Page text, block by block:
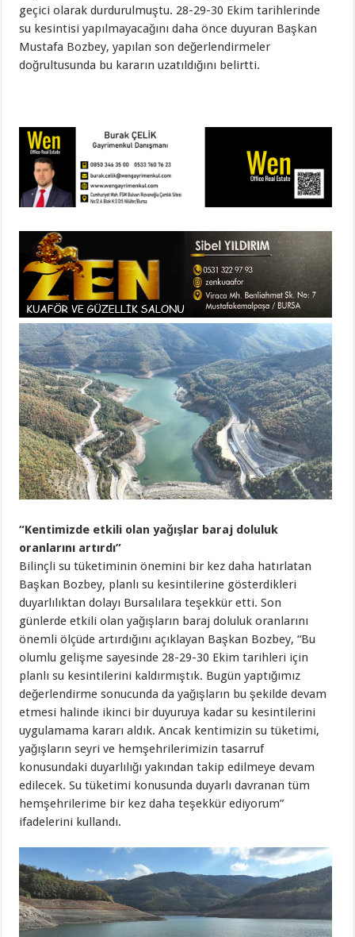
geçici olarak durdurulmuştu. 28-29-30 Ekim tarihlerinde
su kesintisi yapılmayacağını daha önce duyuran Başkan
Mustafa Bozbey, yapılan son değerlendirmeler
doğrultusunda bu kararın uzatıldığını belirtti.
“Kentimizde etkili olan yağışlar baraj doluluk
oranlarını artırdı”
Bilinçli su tüketiminin önemini bir kez daha hatırlatan
Başkan Bozbey, planlı su kesintilerine gösterdikleri
duyarlılıktan dolayı Bursalılara teşekkür etti. Son
günlerde etkili olan yağışların baraj doluluk oranlarını
önemli ölçüde artırdığını açıklayan Başkan Bozbey, “Bu
olumlu gelişme sayesinde 28-29-30 Ekim tarihleri için
planlı su kesintilerini kaldırmıştık. Bugün yaptığımız
değerlendirme sonucunda da yağışların bu şekilde devam
etmesi halinde ikinci bir duyuruya kadar su kesintilerini
uygulamama kararı aldık. Ancak kentimizin su tüketimi,
yağışların seyri ve hemşehrilerimizin tasarruf
konusundaki duyarlılığı yakından takip edilmeye devam
edilecek. Su tüketimi konusunda duyarlı davranan tüm
hemşehrilerime bir kez daha teşekkür ediyorum”
ifadelerini kullandı.